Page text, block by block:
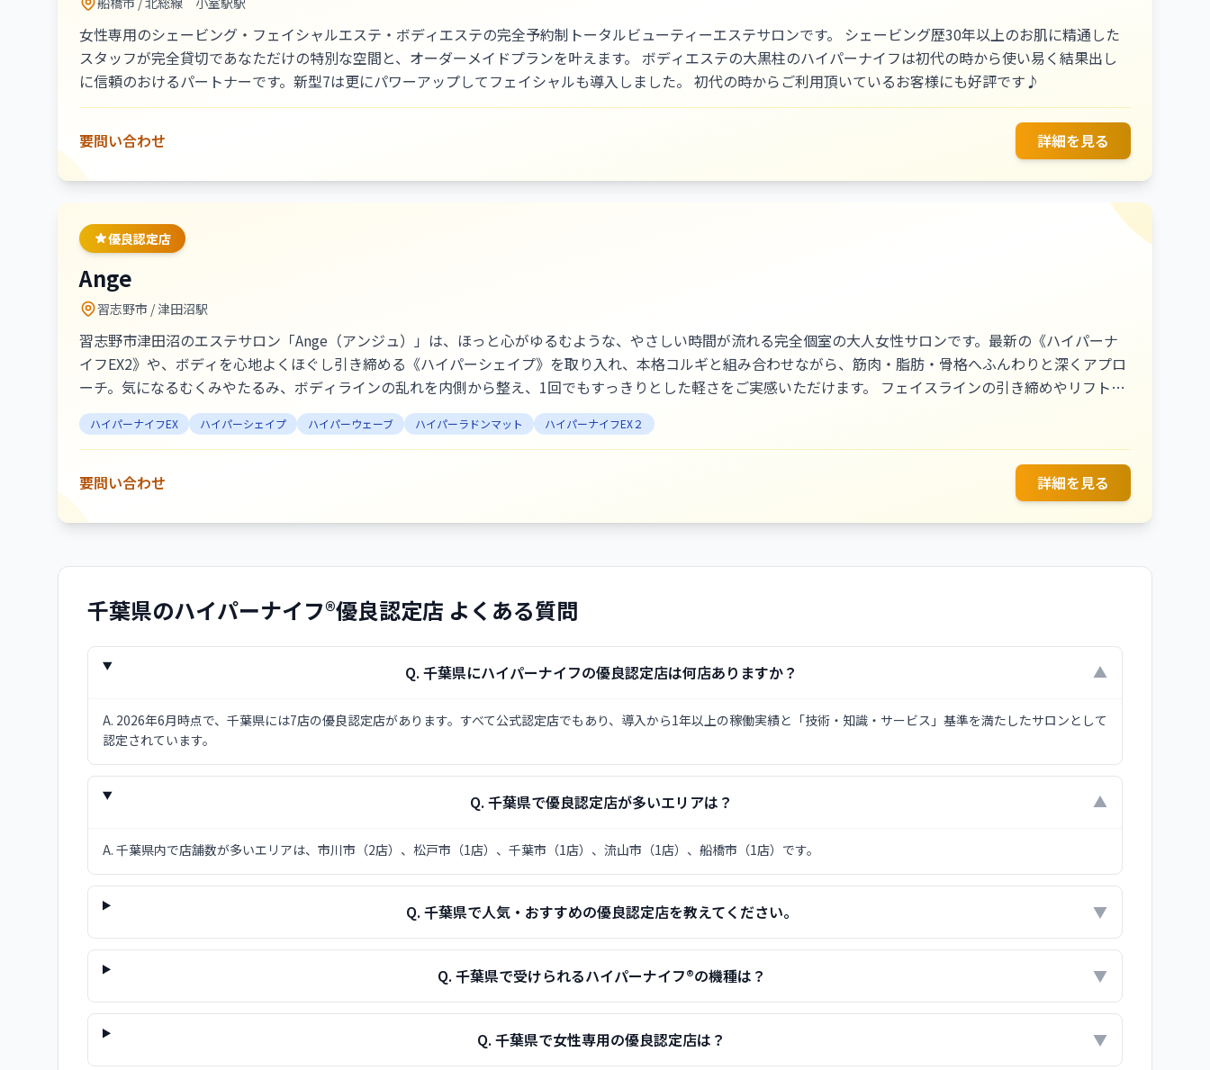
女性専用のシェービング・フェイシャルエステ・ボディエステの完全予約制トータルビューティーエステサロンです。 シェービング歴30年以上のお肌に精通した
スタッフが完全貸切であなただけの特別な空間と、オーダーメイドプランを叶えます。 ボディエステの大黒柱のハイパーナイフは初代の時から使い易く結果出し
に信頼のおけるパートナーです。新型7は更にパワーアップしてフェイシャルも導入しました。 初代の時からご利用頂いているお客様にも好評です♪
要問い合わせ 詳細を見る
優良認定店
Ange
習志野市 / 津田沼駅
習志野市津田沼のエステサロン「Ange（アンジュ）」は、ほっと心がゆるむような、やさしい時間が流れる完全個室の大人女性サロンです。最新の《ハイパーナ
イフEX2》や、ボディを心地よくほぐし引き締める《ハイパーシェイプ》を取り入れ、本格コルギと組み合わせながら、筋肉・脂肪・骨格へふんわりと深くアプロ
ーチ。気になるむくみやたるみ、ボディラインの乱れを内側から整え、1回でもすっきりとした軽さをご実感いただけます。 フェイスラインの引き締めやリフトア
ップ、肌を整えるフェイシャルも多くの方に喜ばれています。「ExSプレミアムサロン」として学びを大切にしながら、お一人おひとりに寄り添った優しいケアを
心がけています。ご縁に感謝し、前向きになれる幸せを届けられるサロンでありたいと思っています。
ハイパーナイフEX ハイパーシェイプ ハイパーウェーブ ハイパーラドンマット ハイパーナイフEX２
要問い合わせ 詳細を見る
千葉県のハイパーナイフ®優良認定店 よくある質問
Q.千葉県にハイパーナイフの優良認定店は何店ありますか？ ▼
A. 2026年6月時点で、千葉県には7店の優良認定店があります。すべて公式認定店でもあり、導入から1年以上の稼働実績と「技術・知識・サービス」基準を満たしたサロンとして
認定されています。
Q.千葉県で優良認定店が多いエリアは？ ▼
A. 千葉県内で店舗数が多いエリアは、市川市（2店）、松戸市（1店）、千葉市（1店）、流山市（1店）、船橋市（1店）です。
Q.千葉県で人気・おすすめの優良認定店を教えてください。 ▼
Q.千葉県で受けられるハイパーナイフ®の機種は？ ▼
Q.千葉県で女性専用の優良認定店は？ ▼